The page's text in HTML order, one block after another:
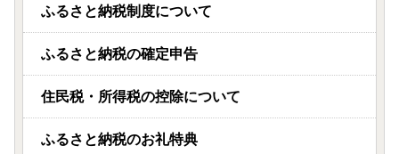
ふるさと納税制度について
ふるさと納税の確定申告
住民税・所得税の控除について
ふるさと納税のお礼特典